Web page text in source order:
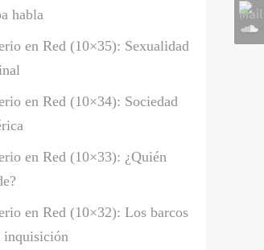
habla
en Red (10×35): Sexualidad
en Red (10×34): Sociedad
en Red (10×33): ¿Quién
en Red (10×32): Los barcos
inquisición